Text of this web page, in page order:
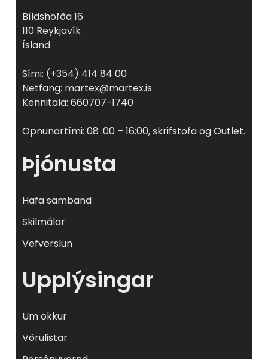
Bíldshöfða 16
110 Reykjavík
Ísland
Sími: (+354) 414 84 00
Netfang: martex@martex.is
Kennitala: 660707-1740
Opnunartími: 08 :00 – 16:00, skrifstofa og Outlet.
Þjónusta
Hafa samband
Skilmálar
Vefverslun
Upplýsingar
Um okkur
Vörulistar